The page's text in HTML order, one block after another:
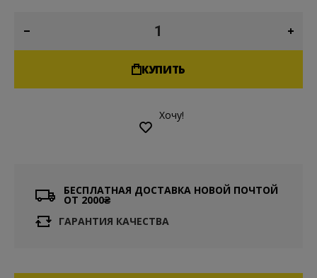
поддержку для поддержания повседневного здоровья.
КУПИТЬ
Хочу!
БЕСПЛАТНАЯ ДОСТАВКА НОВОЙ ПОЧТОЙ
ОТ 2000₴
ГАРАНТИЯ КАЧЕСТВА